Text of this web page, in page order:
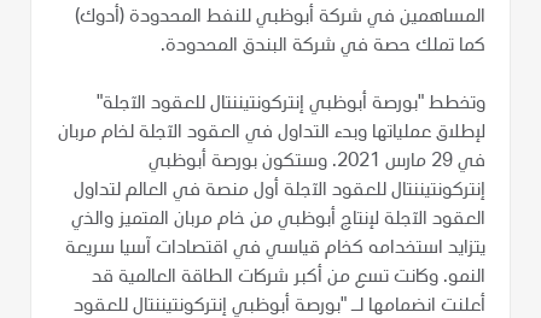
المساهمين في شركة أبوظبي للنفط المحدودة (أدوك)
كما تملك حصة في شركة البندق المحدودة.
وتخطط "بورصة أبوظبي إنتركونتيننتال للعقود الآجلة"
لإطلاق عملياتها وبدء التداول في العقود الآجلة لخام مربان
في 29 مارس 2021. وستكون بورصة أبوظبي
إنتركونتيننتال للعقود الآجلة أول منصة في العالم لتداول
العقود الآجلة لإنتاج أبوظبي من خام مربان المتميز والذي
يتزايد استخدامه كخام قياسي في اقتصادات آسيا سريعة
النمو. وكانت تسع من أكبر شركات الطاقة العالمية قد
أعلنت انضمامها لـ "بورصة أبوظبي إنتركونتيننتال للعقود